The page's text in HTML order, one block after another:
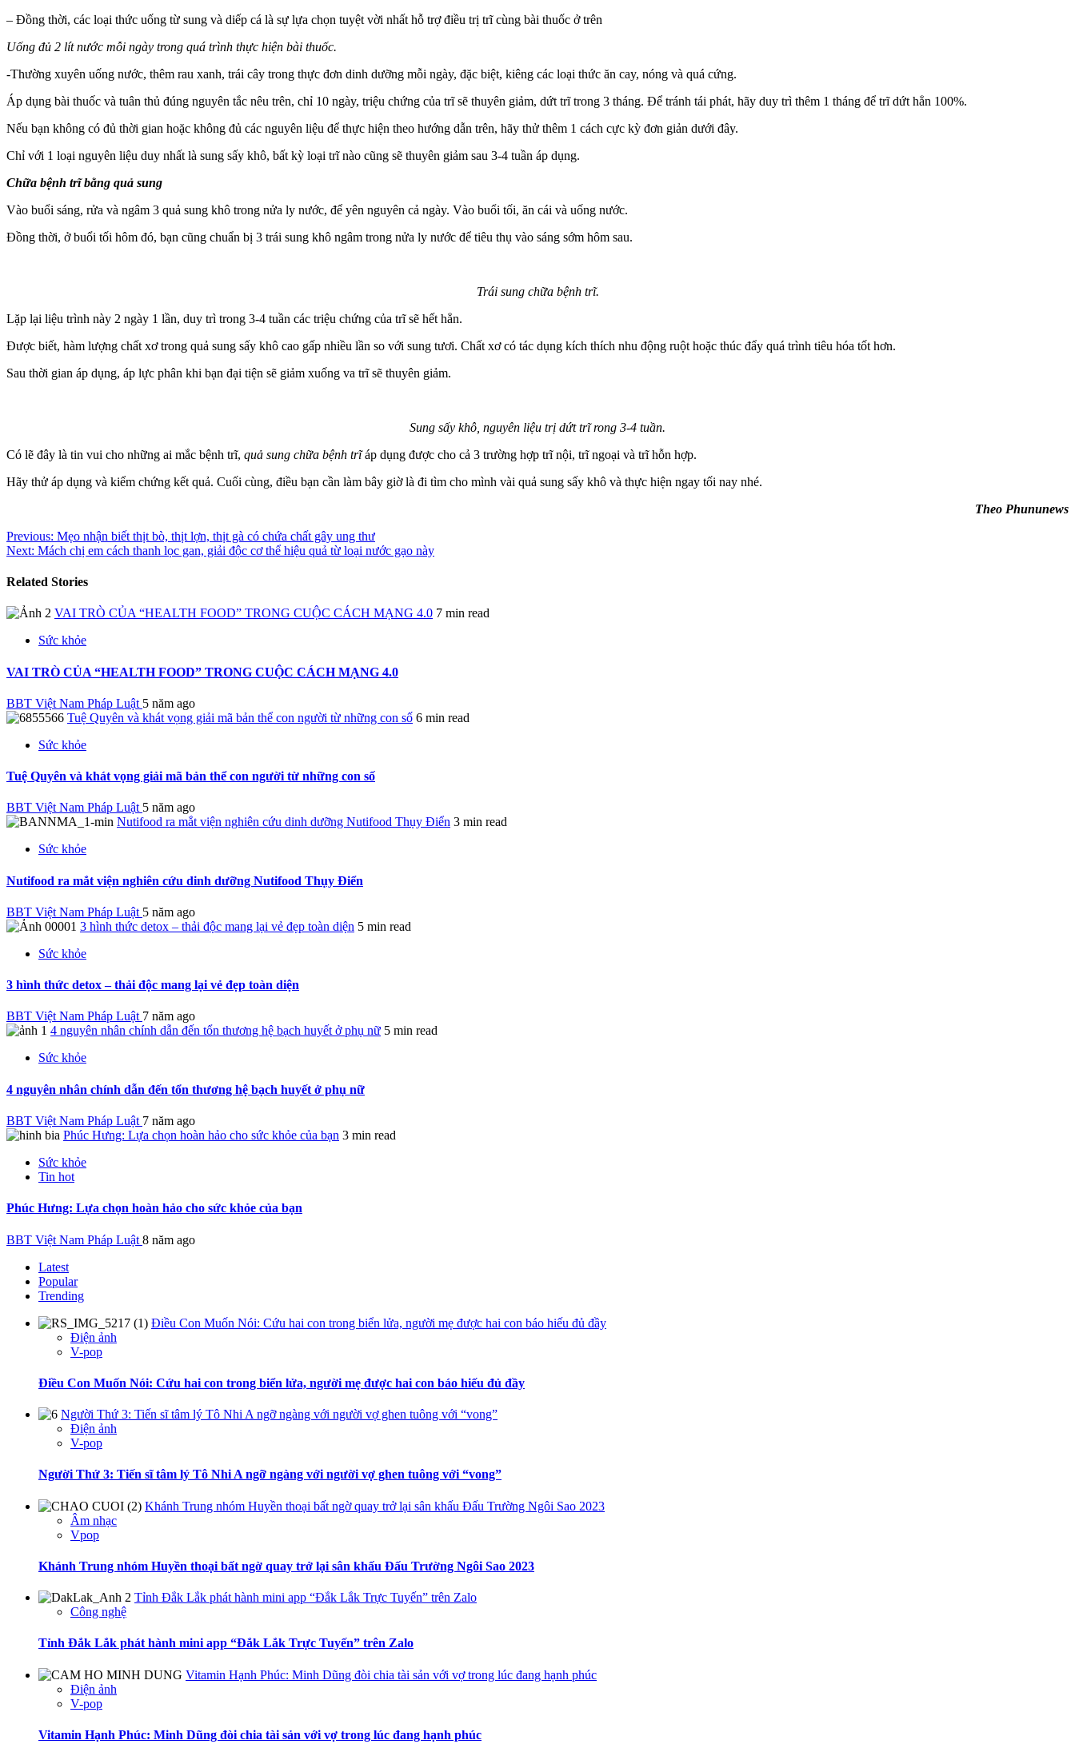
– Đồng thời, các loại thức uống từ sung và diếp cá là sự lựa chọn tuyệt vời nhất hỗ trợ điều trị trĩ cùng bài thuốc ở trên
Uống đủ 2 lít nước mỗi ngày trong quá trình thực hiện bài thuốc.
-Thường xuyên uống nước, thêm rau xanh, trái cây trong thực đơn dinh dưỡng mỗi ngày, đặc biệt, kiêng các loại thức ăn cay, nóng và quá cứng.
Áp dụng bài thuốc và tuân thủ đúng nguyên tắc nêu trên, chỉ 10 ngày, triệu chứng của trĩ sẽ thuyên giảm, dứt trĩ trong 3 tháng. Để tránh tái phát, hãy duy trì thêm 1 tháng để trĩ dứt hẳn 100%.
Nếu bạn không có đủ thời gian hoặc không đủ các nguyên liệu để thực hiện theo hướng dẫn trên, hãy thử thêm 1 cách cực kỳ đơn giản dưới đây.
Chỉ với 1 loại nguyên liệu duy nhất là sung sấy khô, bất kỳ loại trĩ nào cũng sẽ thuyên giảm sau 3-4 tuần áp dụng.
Chữa bệnh trĩ bằng quả sung
Vào buổi sáng, rửa và ngâm 3 quả sung khô trong nửa ly nước, để yên nguyên cả ngày. Vào buổi tối, ăn cái và uống nước.
Đồng thời, ở buổi tối hôm đó, bạn cũng chuẩn bị 3 trái sung khô ngâm trong nửa ly nước để tiêu thụ vào sáng sớm hôm sau.
Trái sung chữa bệnh trĩ.
Lặp lại liệu trình này 2 ngày 1 lần, duy trì trong 3-4 tuần các triệu chứng của trĩ sẽ hết hẳn.
Được biết, hàm lượng chất xơ trong quả sung sấy khô cao gấp nhiều lần so với sung tươi. Chất xơ có tác dụng kích thích nhu động ruột hoặc thúc đẩy quá trình tiêu hóa tốt hơn.
Sau thời gian áp dụng, áp lực phân khi bạn đại tiện sẽ giảm xuống va trĩ sẽ thuyên giảm.
Sung sấy khô, nguyên liệu trị dứt trĩ rong 3-4 tuần.
Có lẽ đây là tin vui cho những ai mắc bệnh trĩ, quả sung chữa bệnh trĩáp dụng được cho cả 3 trường hợp trĩ nội, trĩ ngoại và trĩ hỗn hợp.
Hãy thử áp dụng và kiểm chứng kết quả. Cuối cùng, điều bạn cần làm bây giờ là đi tìm cho mình vài quả sung sấy khô và thực hiện ngay tối nay nhé.
Theo Phununews
Continue
Reading
Previous: Mẹo nhận biết thịt bò, thịt lợn, thịt gà có chứa chất gây ung thư
Next: Mách chị em cách thanh lọc gan, giải độc cơ thể hiệu quả từ loại nước gạo này
Related Stories
VAI TRÒ CỦA “HEALTH FOOD” TRONG CUỘC CÁCH MẠNG 4.0 7 min read
Sức khỏe
VAI TRÒ CỦA “HEALTH FOOD” TRONG CUỘC CÁCH MẠNG 4.0
BBT Việt Nam Pháp Luật 5 năm ago
Tuệ Quyên và khát vọng giải mã bản thể con người từ những con số 6 min read
Sức khỏe
Tuệ Quyên và khát vọng giải mã bản thể con người từ những con số
BBT Việt Nam Pháp Luật 5 năm ago
Nutifood ra mắt viện nghiên cứu dinh dưỡng Nutifood Thụy Điển 3 min read
Sức khỏe
Nutifood ra mắt viện nghiên cứu dinh dưỡng Nutifood Thụy Điển
BBT Việt Nam Pháp Luật 5 năm ago
3 hình thức detox – thải độc mang lại vẻ đẹp toàn diện 5 min read
Sức khỏe
3 hình thức detox – thải độc mang lại vẻ đẹp toàn diện
BBT Việt Nam Pháp Luật 7 năm ago
4 nguyên nhân chính dẫn đến tổn thương hệ bạch huyết ở phụ nữ 5 min read
Sức khỏe
4 nguyên nhân chính dẫn đến tổn thương hệ bạch huyết ở phụ nữ
BBT Việt Nam Pháp Luật 7 năm ago
Phúc Hưng: Lựa chọn hoàn hảo cho sức khỏe của bạn 3 min read
Sức khỏe
Tin hot
Phúc Hưng: Lựa chọn hoàn hảo cho sức khỏe của bạn
BBT Việt Nam Pháp Luật 8 năm ago
Latest
Popular
Trending
Điều Con Muốn Nói: Cứu hai con trong biển lửa, người mẹ được hai con báo hiếu đủ đầy
Điện ảnh
V-pop
Điều Con Muốn Nói: Cứu hai con trong biển lửa, người mẹ được hai con báo hiếu đủ đầy
Người Thứ 3: Tiến sĩ tâm lý Tô Nhi A ngỡ ngàng với người vợ ghen tuông với “vong”
Điện ảnh
V-pop
Người Thứ 3: Tiến sĩ tâm lý Tô Nhi A ngỡ ngàng với người vợ ghen tuông với “vong”
Khánh Trung nhóm Huyền thoại bất ngờ quay trở lại sân khấu Đấu Trường Ngôi Sao 2023
Âm nhạc
Vpop
Khánh Trung nhóm Huyền thoại bất ngờ quay trở lại sân khấu Đấu Trường Ngôi Sao 2023
Tỉnh Đắk Lắk phát hành mini app “Đắk Lắk Trực Tuyến” trên Zalo
Công nghệ
Tỉnh Đắk Lắk phát hành mini app “Đắk Lắk Trực Tuyến” trên Zalo
Vitamin Hạnh Phúc: Minh Dũng đòi chia tài sản với vợ trong lúc đang hạnh phúc
Điện ảnh
V-pop
Vitamin Hạnh Phúc: Minh Dũng đòi chia tài sản với vợ trong lúc đang hạnh phúc